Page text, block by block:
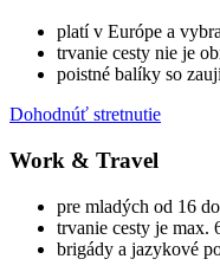
platí v Európe a
trvanie cesty nie je
poistné balíky so
Dohodnúť stretnutie
Work & Travel
pre mladých od 16
trvanie cesty je max.
brigády a jazykové